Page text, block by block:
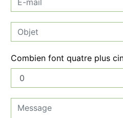
Combien font quatre plus